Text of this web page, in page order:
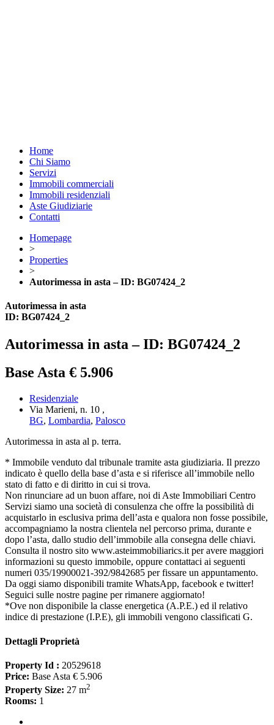
Home
Chi Siamo
Servizi
Immobili commerciali
Immobili residenziali
Aste Giudiziarie
Contatti
Homepage
>
Properties
>
Autorimessa in asta – ID: BG07424_2
Autorimessa in asta
ID: BG07424_2
Autorimessa in asta – ID: BG07424_2
Base Asta € 5.906
Residenziale
Via Marieni, n. 10 ,
BG, Lombardia, Palosco
Autorimessa in asta al p. terra.
* Immobile venduto dal tribunale tramite asta giudiziaria. Il prezzo
indicato è quello della base d’asta e si riferisce all’immobile nello
stato di fatto e di diritto in cui si trova.
Non rinunciare ad un buon affare, noi di Aste Immobiliari Centro
Servizi siamo una società di consulenza che offre la possibilità di
acquistarlo in esclusiva prima dell’asta e qualora non fosse possibile,
accompagniamo la nostra clientela nel percorso prima, durante e
dopo l’asta, dallo studio dell’immobile alla consegna delle chiavi.
Consulta il nostro sito www.asteimmobiliarics.it per avere maggiori
informazioni su questo immobile, oppure contattaci ai seguenti
numeri 035/19900021-392/9842685 per fissare un appuntamento.
Da oggi siamo disponibili tramite WhatsApp, facebook e twitter!
Seguici sulle nostre pagine per rimanere aggiornato!
*Ove non disponibile la classe energetica (A.P.E.) ed il relativo
indice di prestazione (I.P.E), gli immobili vengono classificati G.
Dettagli Proprietà
Property Id : 20529618
Price: Base Asta € 5.906
Property Size: 27 m2
Rooms: 1